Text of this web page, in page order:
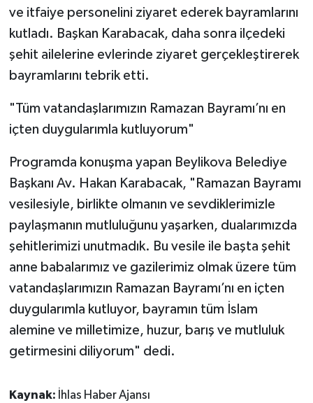
ve itfaiye personelini ziyaret ederek bayramlarını
kutladı. Başkan Karabacak, daha sonra ilçedeki
şehit ailelerine evlerinde ziyaret gerçekleştirerek
bayramlarını tebrik etti.
"Tüm vatandaşlarımızın Ramazan Bayramı’nı en
içten duygularımla kutluyorum"
Programda konuşma yapan Beylikova Belediye
Başkanı Av. Hakan Karabacak, "Ramazan Bayramı
vesilesiyle, birlikte olmanın ve sevdiklerimizle
paylaşmanın mutluluğunu yaşarken, dualarımızda
şehitlerimizi unutmadık. Bu vesile ile başta şehit
anne babalarımız ve gazilerimiz olmak üzere tüm
vatandaşlarımızın Ramazan Bayramı’nı en içten
duygularımla kutluyor, bayramın tüm İslam
alemine ve milletimize, huzur, barış ve mutluluk
getirmesini diliyorum" dedi.
Kaynak: İhlas Haber Ajansı